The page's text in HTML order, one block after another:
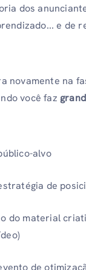
dos
e de
novamente na
você faz
alvo
de
do material
de